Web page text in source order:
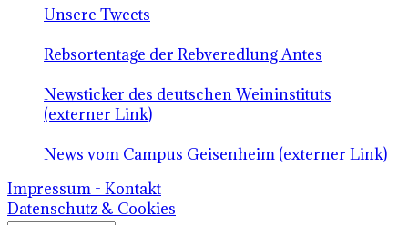
Unsere Tweets
Rebsortentage der Rebveredlung Antes
Newsticker des deutschen Weininstituts
(externer Link)
News vom Campus Geisenheim (externer Link)
Impressum - Kontakt
Datenschutz & Cookies